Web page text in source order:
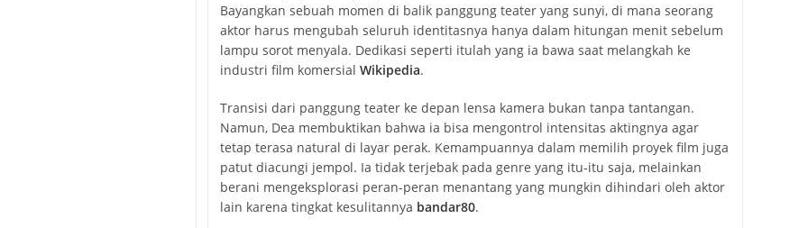
Bayangkan sebuah momen di balik panggung teater yang sunyi, di mana seorang
aktor harus mengubah seluruh identitasnya hanya dalam hitungan menit sebelum
lampu sorot menyala. Dedikasi seperti itulah yang ia bawa saat melangkah ke
industri film komersial Wikipedia.
Transisi dari panggung teater ke depan lensa kamera bukan tanpa tantangan.
Namun, Dea membuktikan bahwa ia bisa mengontrol intensitas aktingnya agar
tetap terasa natural di layar perak. Kemampuannya dalam memilih proyek film juga
patut diacungi jempol. Ia tidak terjebak pada genre yang itu-itu saja, melainkan
berani mengeksplorasi peran-peran menantang yang mungkin dihindari oleh aktor
lain karena tingkat kesulitannya bandar80.